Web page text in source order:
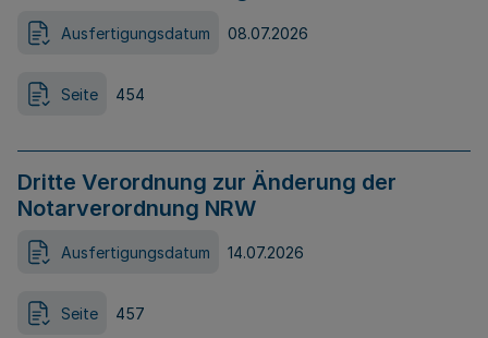
Ausfertigungsdatum 08.07.2026
Seite 454
Dritte Verordnung zur Änderung der
Notarverordnung NRW
Ausfertigungsdatum 14.07.2026
Seite 457